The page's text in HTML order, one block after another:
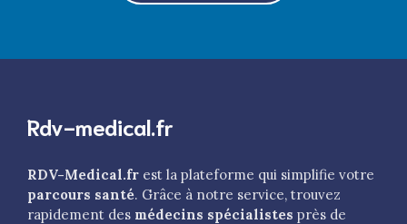
Rdv-medical.fr
RDV-Medical.fr est la plateforme qui simplifie votre
parcours santé. Grâce à notre service, trouvez
rapidement des médecins spécialistes près de